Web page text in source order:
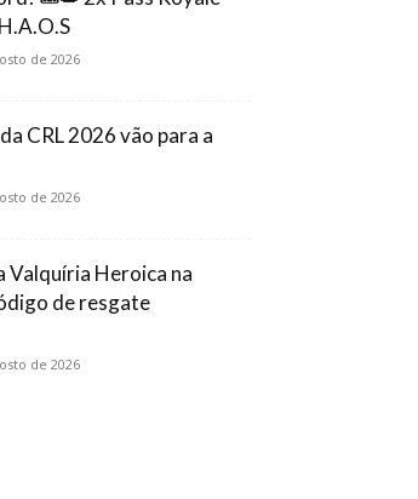
de 2026
CRL 2026 vão para a
de 2026
Valquíria Heroica na
de resgate
de 2026